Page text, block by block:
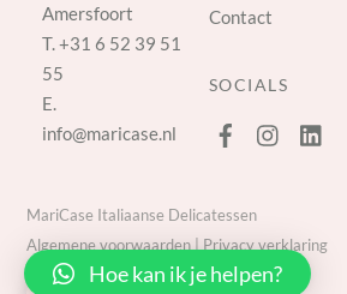
Amersfoort
T.+31 6 52 39 51
55
E.
info@maricase.nl
Contact
SOCIALS
MariCase Italiaanse Delicatessen
Algemene voorwaarden
Privacy verklaring
Hoe kan ik je helpen?